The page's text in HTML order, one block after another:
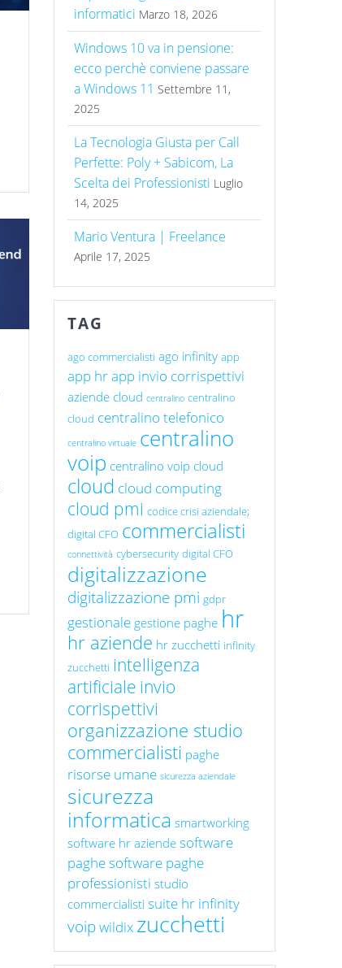
informatici Marzo 18, 2026
Windows 10 va in pensione:
ecco perchè conviene passare
a Windows 11 Settembre 11,
2025
La Tecnologia Giusta per Call
Perfette: Poly + Sabicom, La
Scelta dei Professionisti Luglio
14, 2025
Mario Ventura | Freelance
Aprile 17, 2025
TAG
ago commercialisti ago infinity app
app hrapp invio corrispettivi
aziende cloud centralino centralino
cloud centralino telefonico
centralino virtuale centralino
voip centralino voip cloud
cloud cloud computing
cloud pmi codice crisi aziendale;
digital CFO commercialisti
connettività cybersecurity digital CFO
digitalizzazione
digitalizzazione pmi gdpr
gestionale gestione paghe hr
hr aziende hr zucchetti infinity
zucchetti intelligenza
artificiale invio
corrispettivi
organizzazione studio
commercialisti paghe
risorse umane sicurezza aziendale
sicurezza
informatica smartworking
software hr aziende software
paghesoftware paghe
professionisti studio
commercialisti suite hr infinity
voipwildix zucchetti